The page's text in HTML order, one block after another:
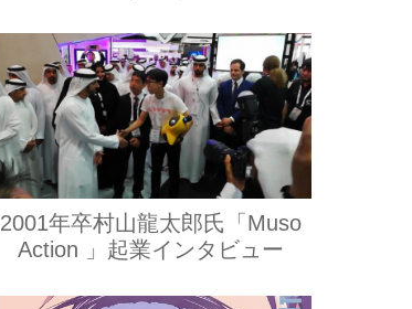
2001年卒村山龍太郎氏「Muso
Action 」起業インタビュー